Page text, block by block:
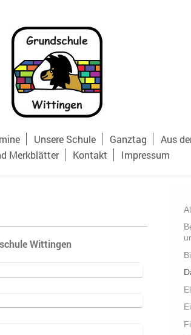
Unsere Schule Ganztag
Aus
Merkblätter
Kontakt Impressum
Wittingen